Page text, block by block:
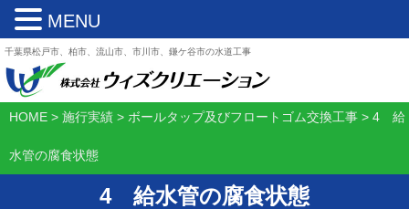
千葉県松戸市、柏市、流山市、市川市、鎌ケ谷市の水道工事
HOME > 施行実績 > ボールタップ及びフロートゴム交換工事 > 4 給
水管の腐食状態
4 給水管の腐食状態
MENU